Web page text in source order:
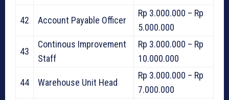
42 Account Payable Officer
Rp 3.000.000 – Rp
5.000.000
43
Continous Improvement
Staff
Rp 3.000.000 – Rp
10.000.000
44 Warehouse Unit Head
Rp 3.000.000 – Rp
7.000.000